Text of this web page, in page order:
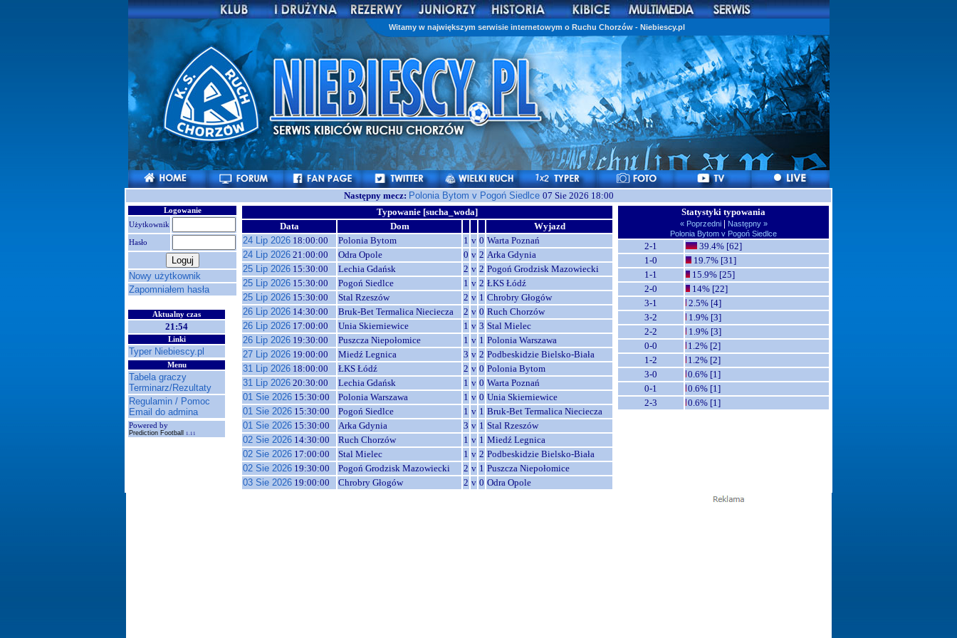
Witamy w największym serwisie internetowym o Ruchu Chorzów - Niebiescy.pl
Następny mecz: Polonia Bytom v Pogoń Siedlce 07 Sie 2026 18:00
Logowanie
Użytkownik
Hasło
Nowy użytkownik
Zapomniałem hasła
Aktualny czas
21:54
Linki
Typer Niebiescy.pl
Menu
Tabela graczy
Terminarz/Rezultaty
Regulamin / Pomoc
Email do admina
Powered by
Prediction Football 1.11
Typowanie [sucha_woda]
Data
Dom
Wyjazd
24 Lip 2026 18:00:00 Polonia Bytom 1 v 0 Warta Poznań
24 Lip 2026 21:00:00 Odra Opole 0 v 2 Arka Gdynia
25 Lip 2026 15:30:00 Lechia Gdańsk 2 v 2 Pogoń Grodzisk Mazowiecki
25 Lip 2026 15:30:00 Pogoń Siedlce 1 v 2 ŁKS Łódź
25 Lip 2026 15:30:00 Stal Rzeszów 2 v 1 Chrobry Głogów
26 Lip 2026 14:30:00 Bruk-Bet Termalica Nieciecza 2 v 0 Ruch Chorzów
26 Lip 2026 17:00:00 Unia Skierniewice 1 v 3 Stal Mielec
26 Lip 2026 19:30:00 Puszcza Niepołomice 1 v 1 Polonia Warszawa
27 Lip 2026 19:00:00 Miedź Legnica 3 v 2 Podbeskidzie Bielsko-Biała
31 Lip 2026 18:00:00 ŁKS Łódź 2 v 0 Polonia Bytom
31 Lip 2026 20:30:00 Lechia Gdańsk 1 v 0 Warta Poznań
01 Sie 2026 15:30:00 Polonia Warszawa 1 v 0 Unia Skierniewice
01 Sie 2026 15:30:00 Pogoń Siedlce 1 v 1 Bruk-Bet Termalica Nieciecza
01 Sie 2026 15:30:00 Arka Gdynia 3 v 1 Stal Rzeszów
02 Sie 2026 14:30:00 Ruch Chorzów 1 v 1 Miedź Legnica
02 Sie 2026 17:00:00 Stal Mielec 1 v 2 Podbeskidzie Bielsko-Biała
02 Sie 2026 19:30:00 Pogoń Grodzisk Mazowiecki 2 v 1 Puszcza Niepołomice
03 Sie 2026 19:00:00 Chrobry Głogów 2 v 0 Odra Opole
Statystyki typowania
« Poprzedni | Następny »
Polonia Bytom v Pogoń Siedlce
2-1
39.4% [62]
1-0
19.7% [31]
1-1
15.9% [25]
2-0
14% [22]
3-1
2.5% [4]
3-2
1.9% [3]
2-2
1.9% [3]
0-0
1.2% [2]
1-2
1.2% [2]
3-0
0.6% [1]
0-1
0.6% [1]
2-3
0.6% [1]